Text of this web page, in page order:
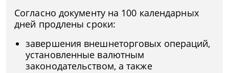
Согласно документу на 100 календарных
дней продлены сроки:
завершения внешнеторговых операций,
установленные валютным
законодательством, а также